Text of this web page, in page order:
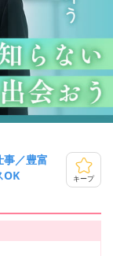
事／豊富
OK
キープ